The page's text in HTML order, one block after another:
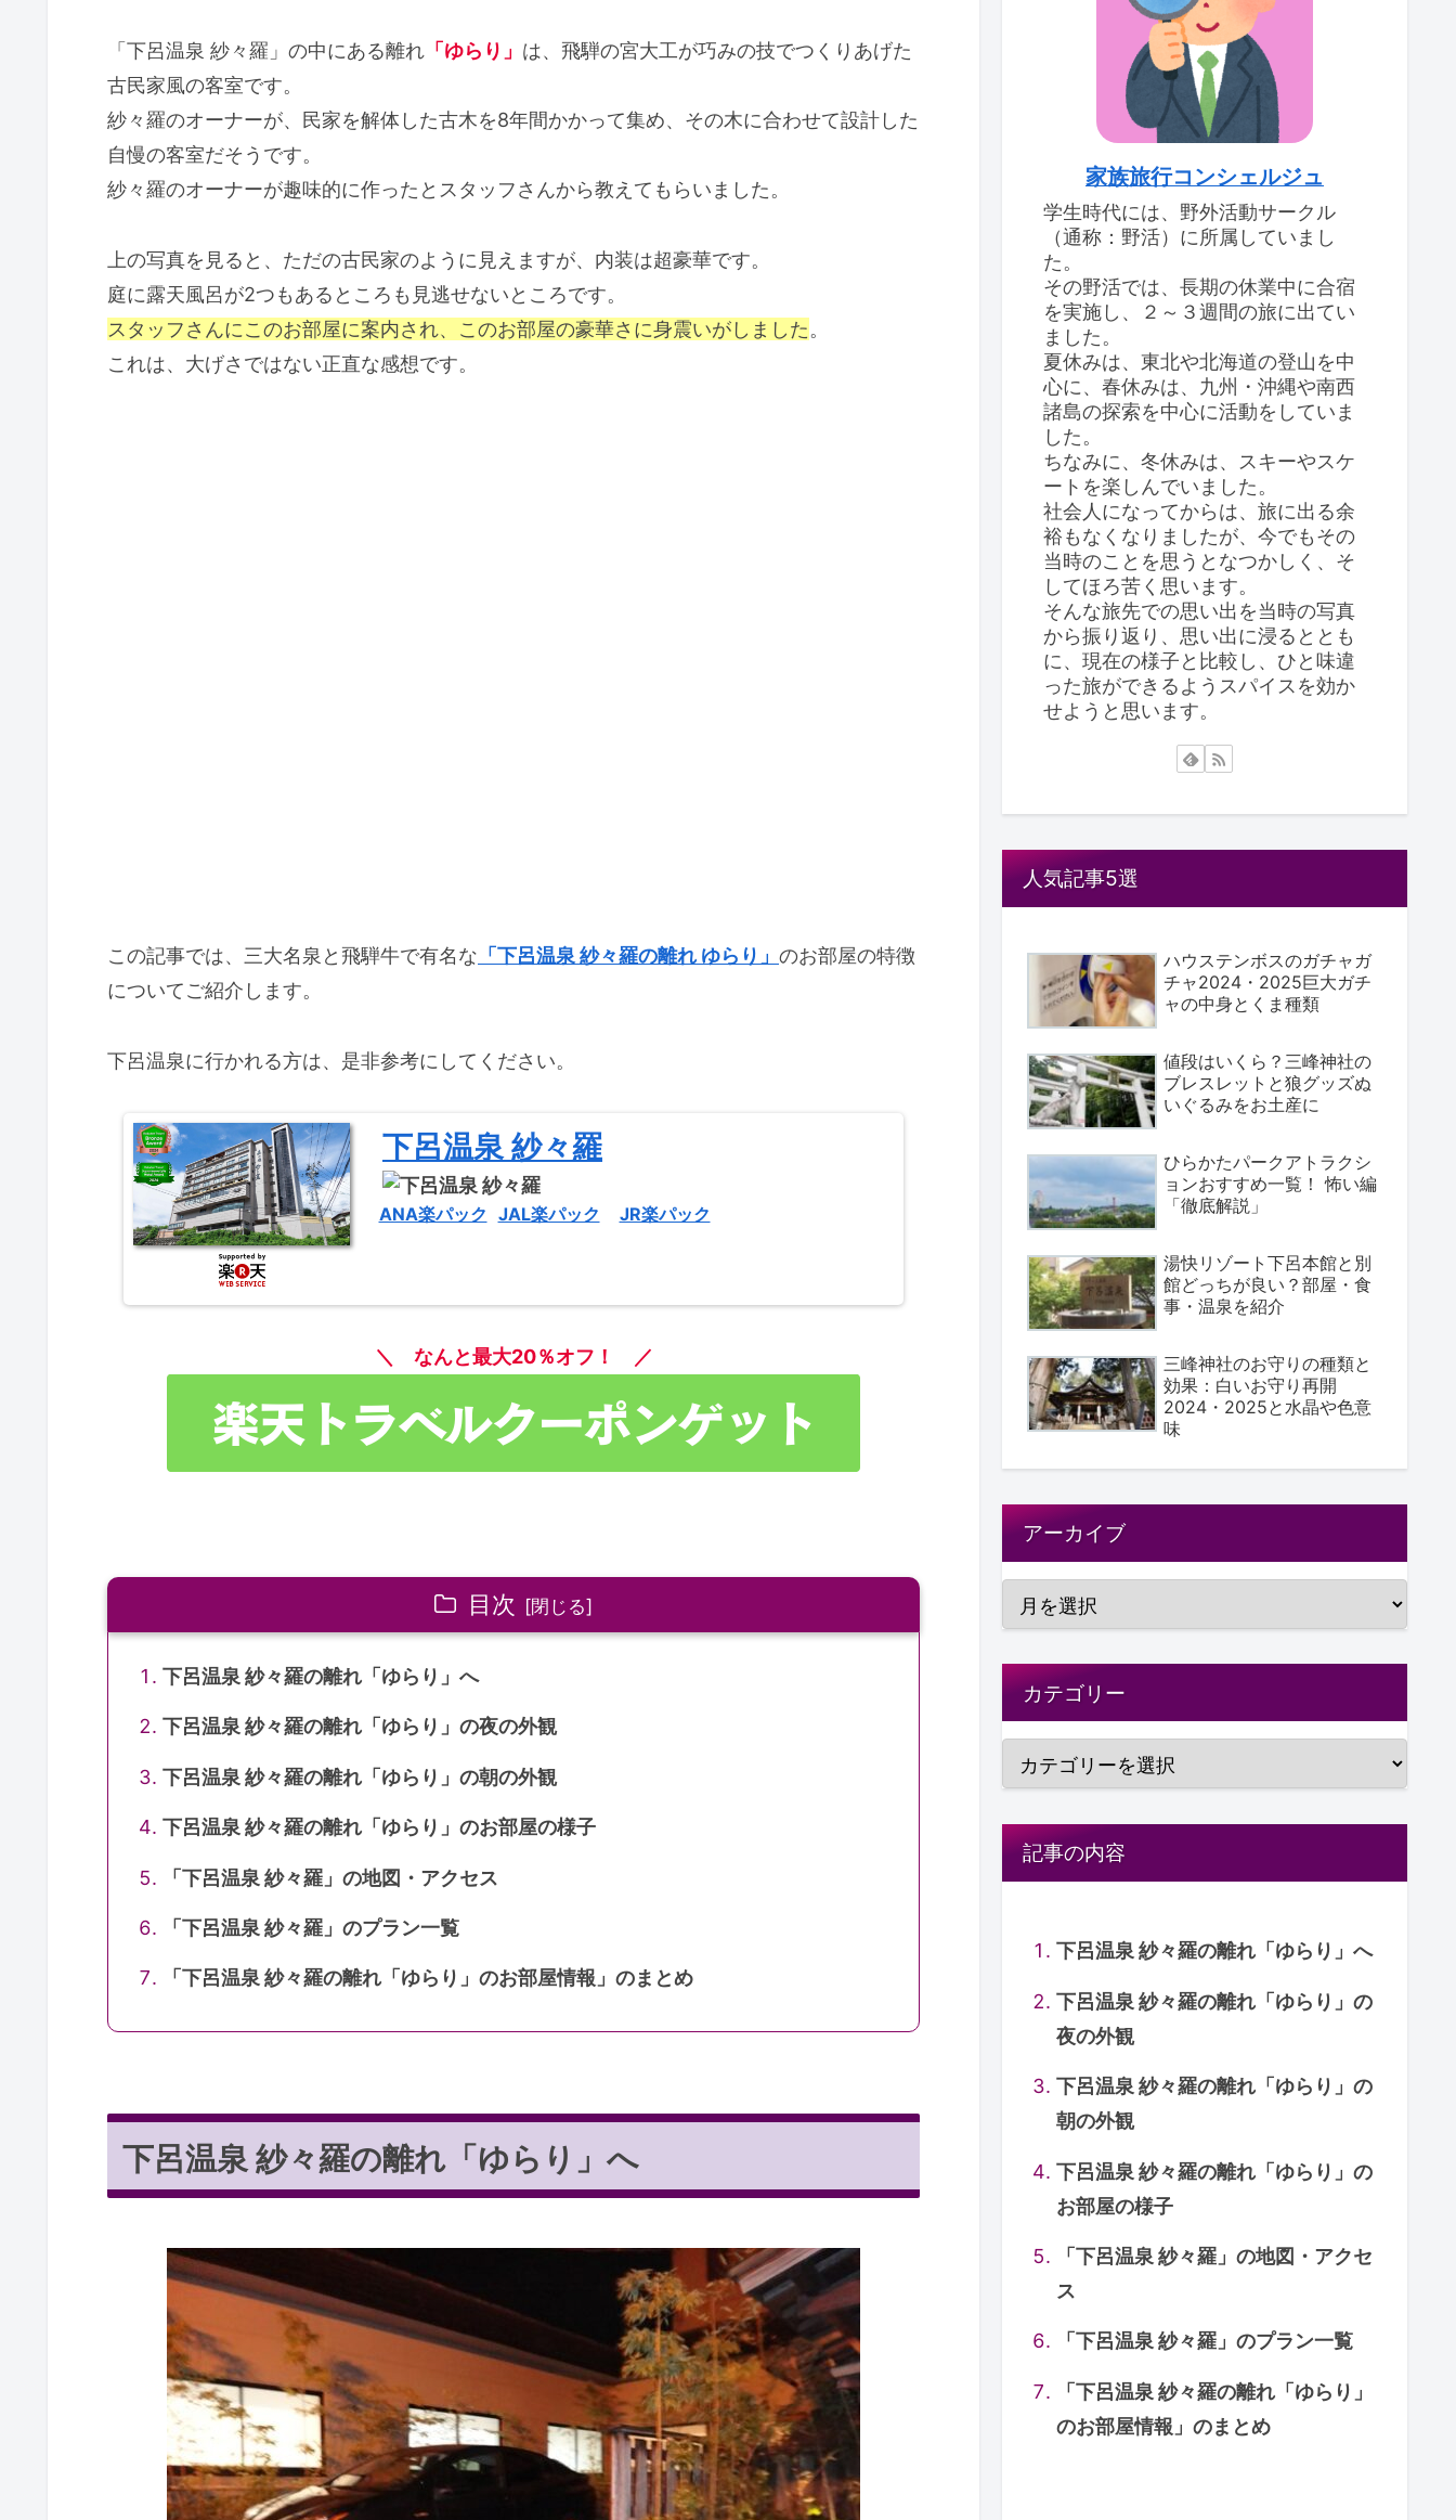
「下呂温泉 紗々羅」の中にある離れ 「ゆらり」 は、飛騨の宮大工が巧みの技でつくりあげた
古民家風の客室です。
紗々羅のオーナーが、民家を解体した古木を8年間かかって集め、その木に合わせて設計した
自慢の客室だそうです。
紗々羅のオーナーが趣味的に作ったとスタッフさんから教えてもらいました。
上の写真を見ると、ただの古民家のように見えますが、内装は超豪華です。
庭に露天風呂が2つもあるところも見逃せないところです。
スタッフさんにこのお部屋に案内され、このお部屋の豪華さに身震いがしました。
これは、大げさではない正直な感想です。
この記事では、三大名泉と飛騨牛で有名な 「下呂温泉 紗々羅の離れ ゆらり」 のお部屋の特徴
についてご紹介します。
下呂温泉に行かれる方は、是非参考にしてください。
下呂温泉 紗々羅
ANA楽パック JAL楽パック JR楽パック
＼ なんと最大20％オフ！ ／
目次
下呂温泉 紗々羅の離れ「ゆらり」へ
下呂温泉 紗々羅の離れ「ゆらり」の夜の外観
下呂温泉 紗々羅の離れ「ゆらり」の朝の外観
下呂温泉 紗々羅の離れ「ゆらり」のお部屋の様子
「下呂温泉 紗々羅」の地図・アクセス
「下呂温泉 紗々羅」のプラン一覧
「下呂温泉 紗々羅の離れ「ゆらり」のお部屋情報」のまとめ
下呂温泉 紗々羅の離れ「ゆらり」へ
家族旅行コンシェルジュ
学生時代には、野外活動サークル
（通称：野活）に所属していまし
た。
その野活では、長期の休業中に合宿
を実施し、２～３週間の旅に出てい
ました。
夏休みは、東北や北海道の登山を中
心に、春休みは、九州・沖縄や南西
諸島の探索を中心に活動をしていま
した。
ちなみに、冬休みは、スキーやスケ
ートを楽しんでいました。
社会人になってからは、旅に出る余
裕もなくなりましたが、今でもその
当時のことを思うとなつかしく、そ
してほろ苦く思います。
そんな旅先での思い出を当時の写真
から振り返り、思い出に浸るととも
に、現在の様子と比較し、ひと味違
った旅ができるようスパイスを効か
せようと思います。
人気記事5選
ハウステンボスのガチャガ
チャ2024・2025巨大ガチ
ャの中身とくま種類
値段はいくら？三峰神社の
ブレスレットと狼グッズぬ
いぐるみをお土産に
ひらかたパークアトラクシ
ョンおすすめ一覧！ 怖い編
「徹底解説」
湯快リゾート下呂本館と別
館どっちが良い？部屋・食
事・温泉を紹介
三峰神社のお守りの種類と
効果：白いお守り再開
2024・2025と水晶や色意
味
アーカイブ
カテゴリー
記事の内容
下呂温泉 紗々羅の離れ「ゆらり」へ
下呂温泉 紗々羅の離れ「ゆらり」の
夜の外観
下呂温泉 紗々羅の離れ「ゆらり」の
朝の外観
下呂温泉 紗々羅の離れ「ゆらり」の
お部屋の様子
「下呂温泉 紗々羅」の地図・アクセ
ス
「下呂温泉 紗々羅」のプラン一覧
「下呂温泉 紗々羅の離れ「ゆらり」
のお部屋情報」のまとめ